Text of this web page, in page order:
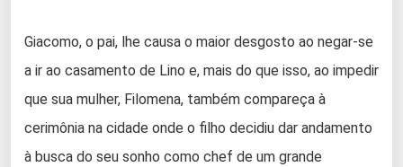
Giacomo, o pai, lhe causa o maior desgosto ao negar-se
a ir ao casamento de Lino e, mais do que isso, ao impedir
que sua mulher, Filomena, também compareça à
cerimônia na cidade onde o filho decidiu dar andamento
à busca do seu sonho como chef de um grande